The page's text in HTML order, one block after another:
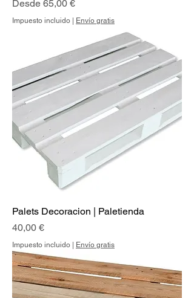
Desde 65,00 €
Precio de oferta
Impuesto incluido Envío gratis
Palets Decoracion | Paletienda
Precio
40,00 €
Impuesto incluido Envío gratis